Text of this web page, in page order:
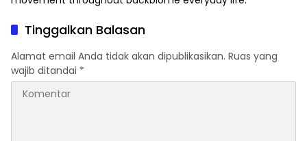
Tinggalkan Balasan
Alamat email Anda tidak akan dipublikasikan. Ruas yang
wajib ditandai *